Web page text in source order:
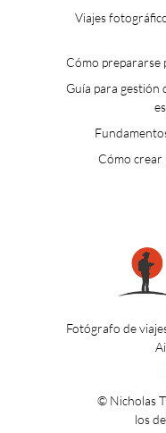
Fotógrafo de
© Nicholas
los
Viajes
Cómo
Guía para gestión
Cómo